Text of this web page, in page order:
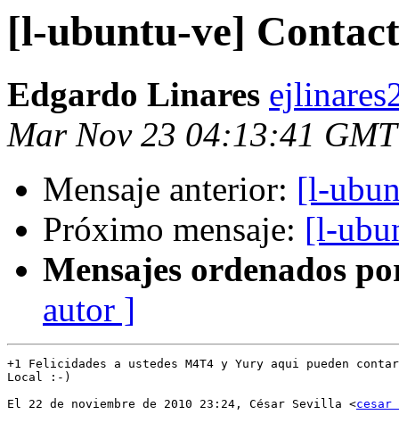
[l-ubuntu-ve]
Edgardo Linares
Mar Nov 23 04:13:41
Mensaje anterior: [l-
Próximo mensaje: [l-
Mensajes ordenados
autor ]
+1 Felicidades a ustedes M4T4 y Yury aqui pueden
Local :-)
El 22 de noviembre de 2010 23:24, César Sevilla <cesar